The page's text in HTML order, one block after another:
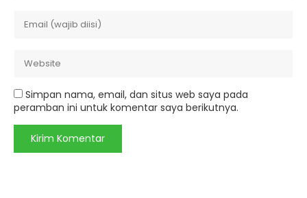
Simpan nama, email, dan situs web saya pada
peramban ini untuk komentar saya berikutnya.